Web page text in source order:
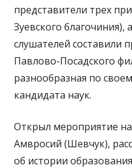
представители трех
Зуевского благочиния),
слушателей составили
Павлово-Посадского
разнообразная по
кандидата наук.
Открыл мероприятие
Амвросий (Шевчук),
об истории